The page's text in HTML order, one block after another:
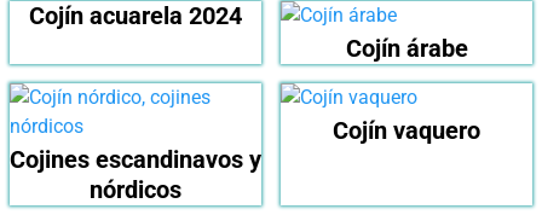
Cojín acuarela 2024
Cojín árabe
Cojines escandinavos y
nórdicos
Cojín vaquero